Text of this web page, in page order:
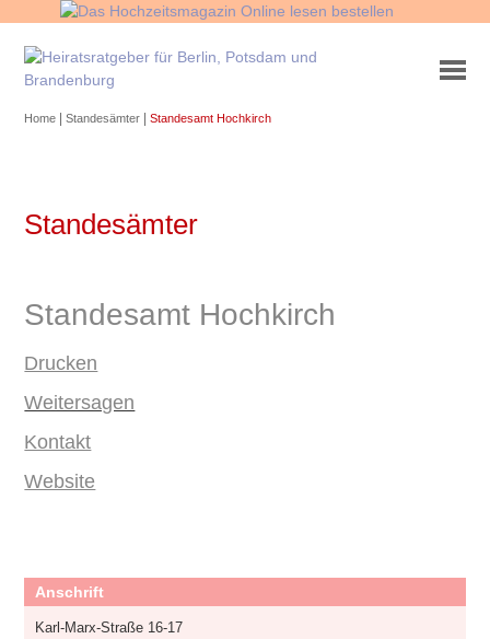
Home |Standesämter |Standesamt Hochkirch
Standesämter
Standesamt Hochkirch
Drucken
Weitersagen
Kontakt
Website
Anschrift
Karl-Marx-Straße 16-17